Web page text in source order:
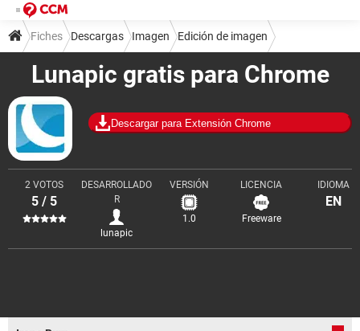
Lunapic gratis para Chrome
Descargar para Extensión Chrome
2 VOTOS
5 / 5
DESARROLLADO
R
lunapic
VERSIÓN
1.0
LICENCIA
Freeware
IDIOMA
EN
Fiches Descargas Imagen Edición de imagen